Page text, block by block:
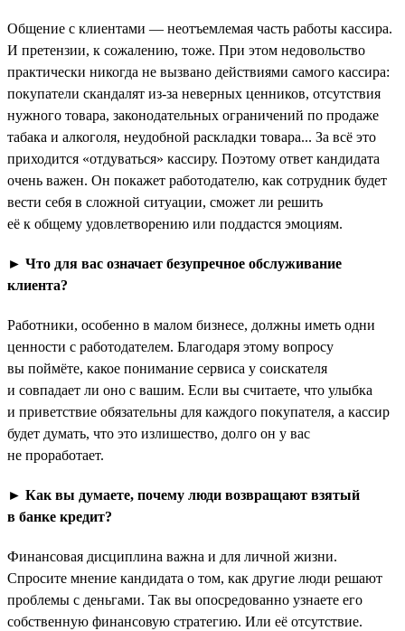
Общение с клиентами — неотъемлемая часть работы кассира.
И претензии, к сожалению, тоже. При этом недовольство
практически никогда не вызвано действиями самого кассира:
покупатели скандалят из-за неверных ценников, отсутствия
нужного товара, законодательных ограничений по продаже
табака и алкоголя, неудобной раскладки товара... За всё это
приходится «отдуваться» кассиру. Поэтому ответ кандидата
очень важен. Он покажет работодателю, как сотрудник будет
вести себя в сложной ситуации, сможет ли решить
её к общему удовлетворению или поддастся эмоциям.
► Что для вас означает безупречное обслуживание
клиента?
Работники, особенно в малом бизнесе, должны иметь одни
ценности с работодателем. Благодаря этому вопросу
вы поймёте, какое понимание сервиса у соискателя
и совпадает ли оно с вашим. Если вы считаете, что улыбка
и приветствие обязательны для каждого покупателя, а кассир
будет думать, что это излишество, долго он у вас
не проработает.
► Как вы думаете, почему люди возвращают взятый
в банке кредит?
Финансовая дисциплина важна и для личной жизни.
Спросите мнение кандидата о том, как другие люди решают
проблемы с деньгами. Так вы опосредованно узнаете его
собственную финансовую стратегию. Или её отсутствие.